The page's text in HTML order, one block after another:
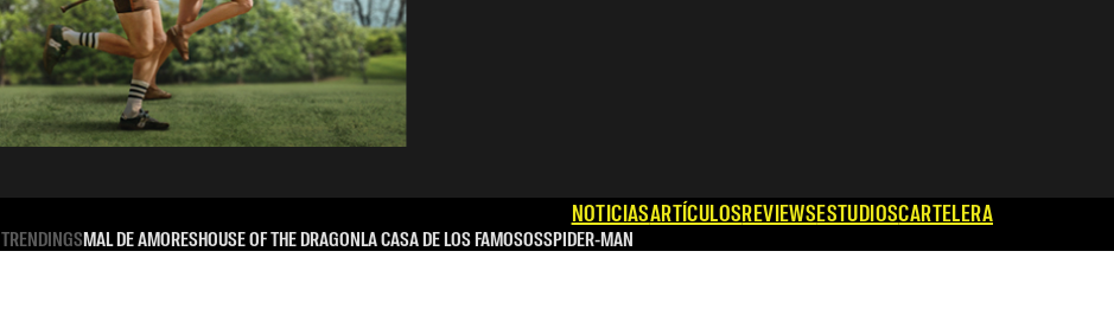
NOTICIASARTÍCULOSREVIEWSESTUDIOSCARTELERA
TRENDINGSMAL DE AMORESHOUSE OF THE DRAGONLA CASA DE LOS FAMOSOSSPIDER-MAN